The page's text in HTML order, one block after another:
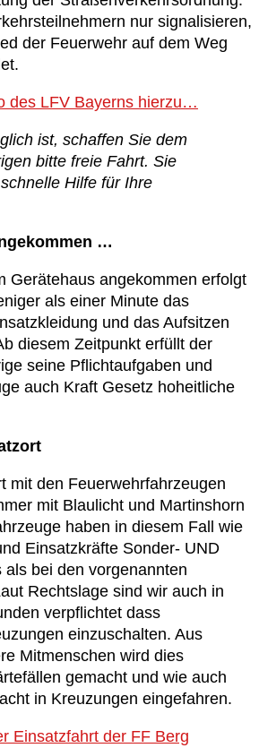
nur signalisieren,
der Feuerwehr auf dem Weg
des LFV Bayerns hierzu…
ist, schaffen Sie dem
bitte freie Fahrt. Sie
Hilfe für Ihre
…
Gerätehaus angekommen erfolgt
als einer Minute das
und das Aufsitzen
diesem Zeitpunkt erfüllt der
seine Pflichtaufgaben und
auch Kraft Gesetz hoheitliche
mit den Feuerwehrfahrzeugen
mit Blaulicht und Martinshorn
haben in diesem Fall wie
Einsatzkräfte Sonder- UND
bei den vorgenannten
Rechtslage sind wir auch in
verpflichtet dass
einzuschalten. Aus
Mitmenschen wird dies
gemacht und wie auch
in Kreuzungen eingefahren.
Einsatzfahrt der FF Berg